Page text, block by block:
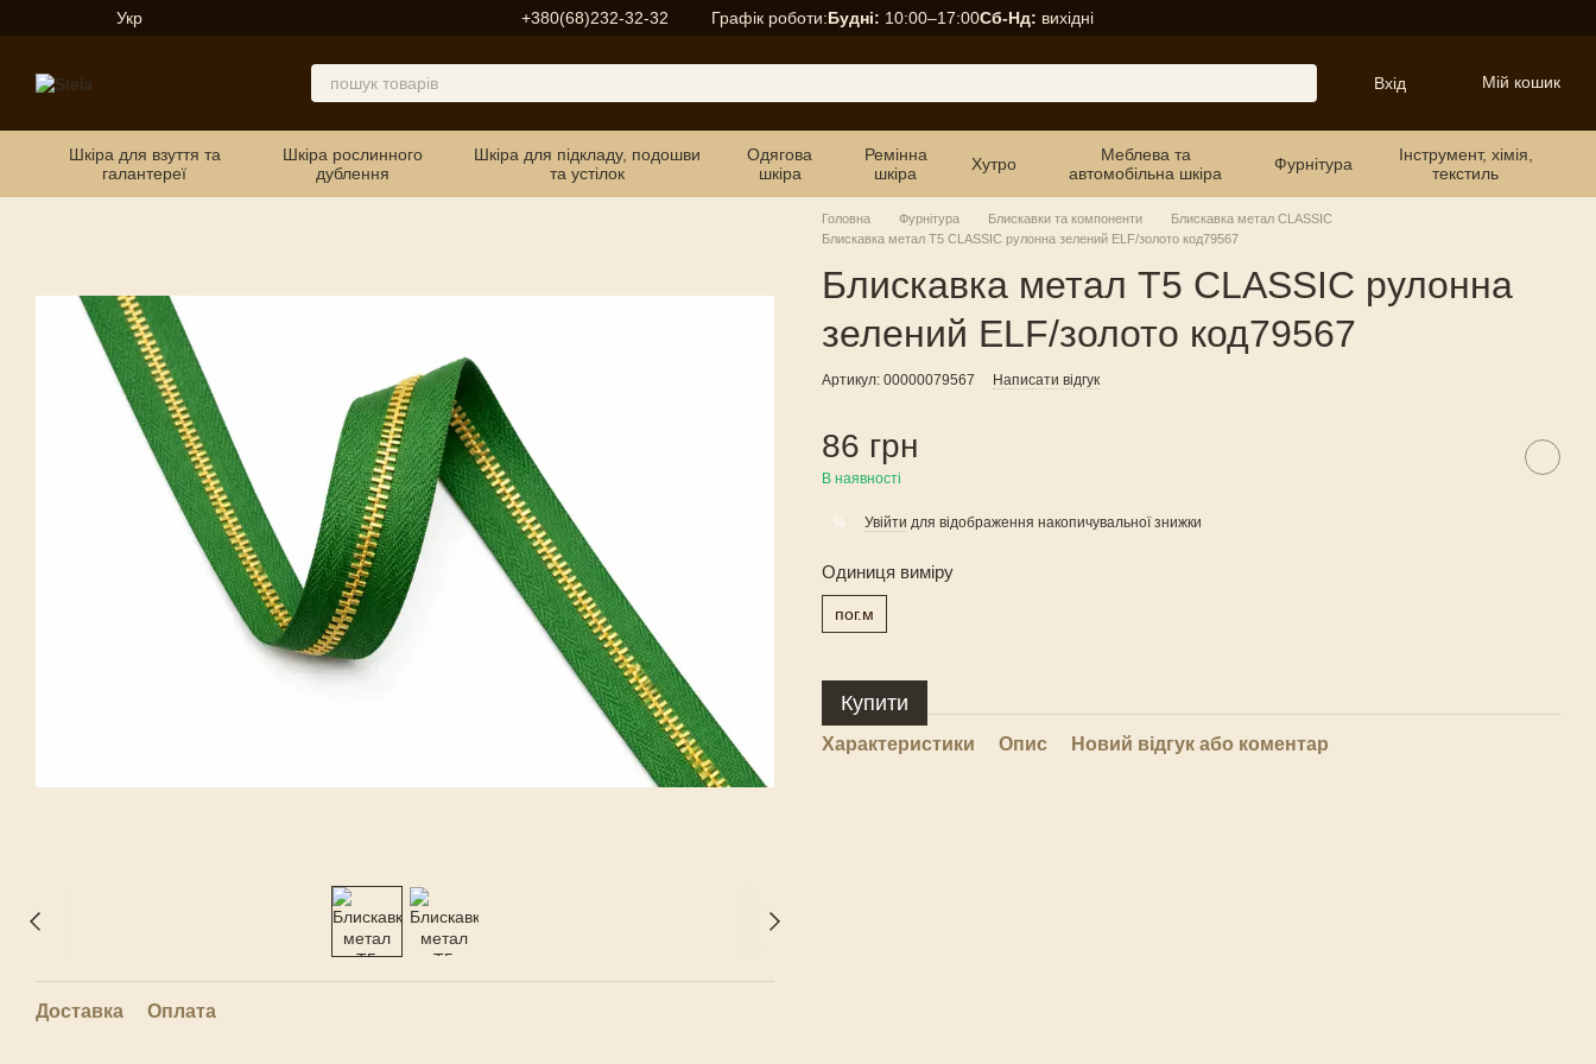
Перейти до основного контенту
Укр +380(68)232-32-32 Графік роботи:Будні: 10:00–17:00Сб-Нд: вихідні
Вхід Мій кошик
Шкіра для взуття та
галантереї
Шкіра рослинного
дублення
Шкіра для підкладу, подошви
та устілок
Одягова
шкіра
Ремінна
шкіра
Хутро
Меблева та
автомобільна шкіра
Фурнітура
Інструмент, хімія,
текстиль
Доставка Оплата
Головна Фурнітура Блискавки та компоненти
Блискавка метал CLASSIC
Блискавка метал Т5 CLASSIC рулонна зелений ELF/золото код79567
Блискавка метал Т5 CLASSIC рулонна
зелений ELF/золото код79567
Артикул: 00000079567 Написати відгук
86 грн
В наявності
% Увійти для відображення накопичувальної знижки
Одиниця виміру
пог.м
Купити
Характеристики Опис Новий відгук або коментар